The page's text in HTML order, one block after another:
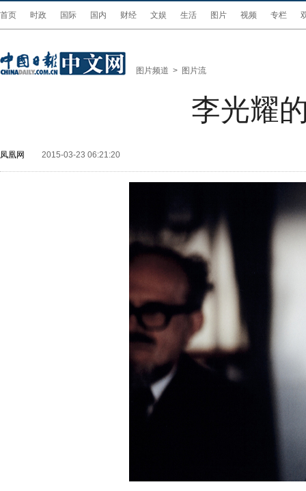
首页 时政 国际 国内 财经 文娱 生活 图片 视频 专栏
图片频道 > 图片流
李光耀
凤凰网 2015-03-23 06:21:20